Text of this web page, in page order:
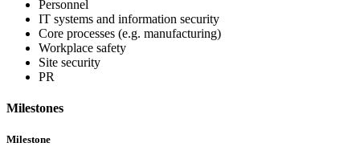
Personnel
IT systems and information security
Core processes (e.g. manufacturing)
Workplace safety
Site security
PR
Milestones
Milestone